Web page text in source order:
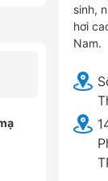
sinh,
hơi
Nam.